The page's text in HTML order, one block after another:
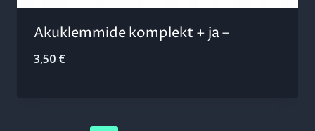
Akuklemmide komplekt + ja –
3,50 €